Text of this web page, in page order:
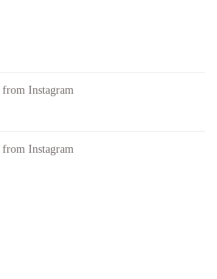
Instagram
Instagram